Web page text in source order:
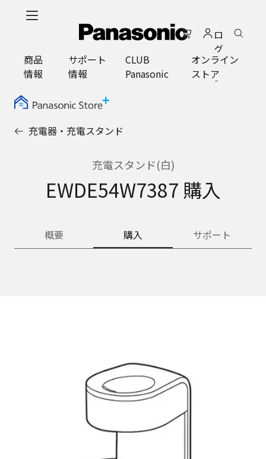
ロ
グ
イ
ン
商品
情報
サポート
情報
CLUB
Panasonic
オンライン
ストア
充電器・充電スタンド
充電スタンド(白)
EWDE54W7387 購入
概要 購入 サポート